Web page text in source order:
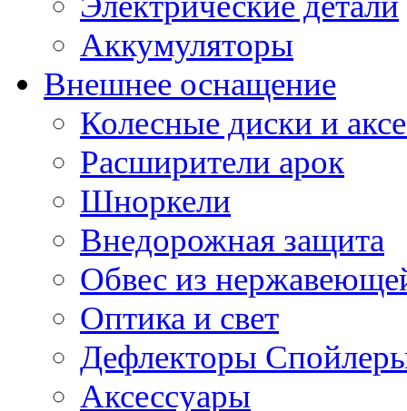
Аккумуляторы
Внешнее оснащение
Колесные диски и
Расширители арок
Шноркели
Внедорожная защита
Обвес из
Оптика и свет
Дефлекторы
Аксессуары